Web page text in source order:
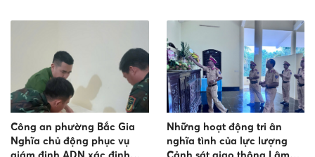
Công an phường Bắc Gia
Nghĩa chủ động phục vụ
Những hoạt động tri ân
nghĩa tình của lực lượng